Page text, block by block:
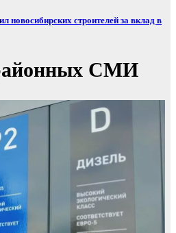
новосибирских строителей за вклад в